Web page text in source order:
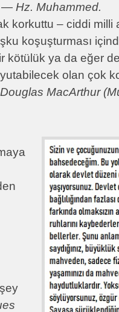
― Hz. Muhammed.
korkuttu – ciddi milli
koşuşturması
kötülük ya da eğer
olan çok
MacArthur